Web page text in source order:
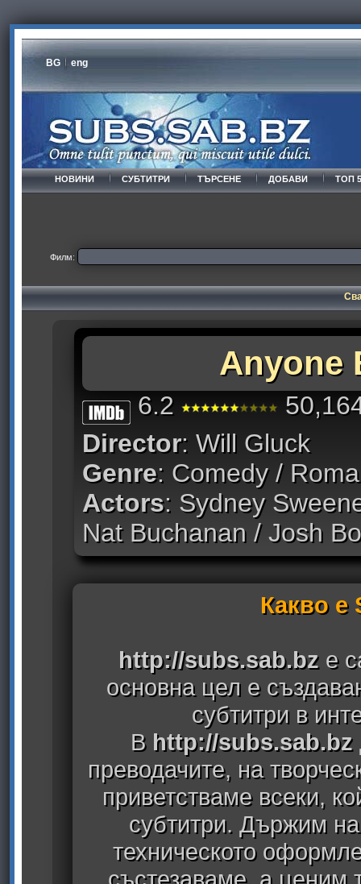
BG eng
НОВИНИ СУБТИТРИ ТЪРСЕНЕ ДОБАВИ ТОП
Филм:
Anyone
6.2
Director: Will Gluck
Genre: Comedy /
Actors: Sydney
Nat Buchanan / Josh
Какво е
http://subs.sab.bz е
основна цел е
субтитри в
В http://subs.sab.bz
преводачите, на
приветстваме всеки,
субтитри. Държим
техническото